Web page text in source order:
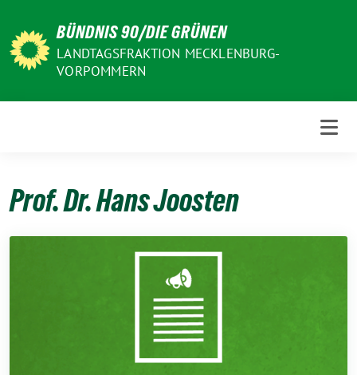
zum
Inhalt
BÜNDNIS 90/DIE GRÜNEN
LANDTAGSFRAKTION MECKLENBURG-
VORPOMMERN
Prof. Dr. Hans Joosten